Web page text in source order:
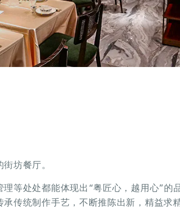
坊餐厅。
等处处都能体现出“粤匠心，越用心”的
传统制作手艺，不断推陈出新，精益求